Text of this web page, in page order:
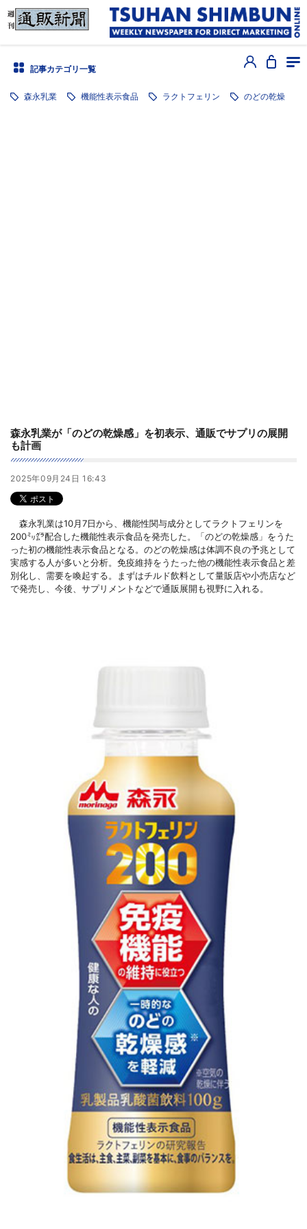
記事カテゴリ一覧
森永乳業 機能性表示食品 ラクトフェリン のどの乾燥
森永乳業が「のどの乾燥感」を初表示、通販でサプリの展開
も計画
2025年09月24日 16:43
森永乳業は10月7日から、機能性関与成分としてラクトフェリンを
200㍉㌘配合した機能性表示食品を発売した。「のどの乾燥感」をうた
った初の機能性表示食品となる。のどの乾燥感は体調不良の予兆として
実感する人が多いと分析。免疫維持をうたった他の機能性表示食品と差
別化し、需要を喚起する。まずはチルド飲料として量販店や小売店など
で発売し、今後、サプリメントなどで通販展開も視野に入れる。